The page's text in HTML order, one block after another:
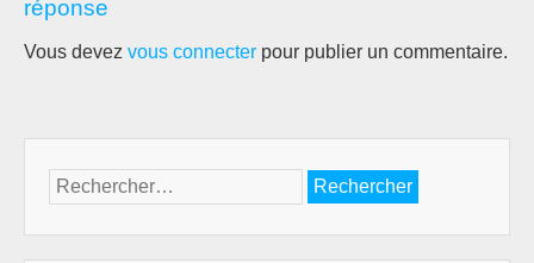
réponse
Vous devez vous connecter pour publier un commentaire.
Rechercher :